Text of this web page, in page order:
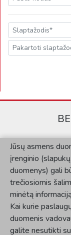
Jūsų asmens
įrenginio
duomenys) gali
trečiosiomis
minėtą
Kai kurie
duomenis
galite nesutikti